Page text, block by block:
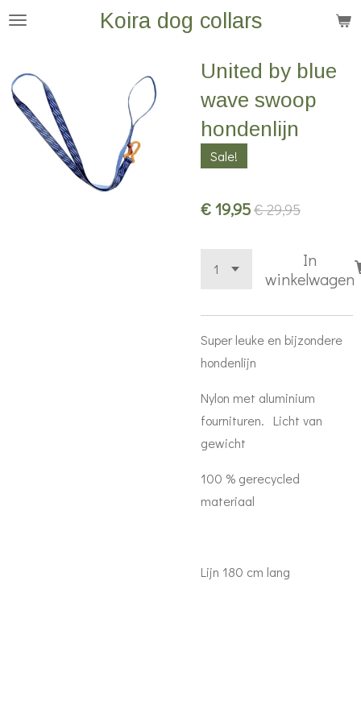
Ga
de
hoofdinhoud
Koira dog collars
United by blue
wave swoop
hondenlijn
Sale!
€ 19,95€ 29,95
In
winkelwagen
Super leuke en bijzondere
hondenlijn
Nylon met aluminium
fournituren. Licht van
gewicht
100 % gerecycled
materiaal
Lijn 180 cm lang